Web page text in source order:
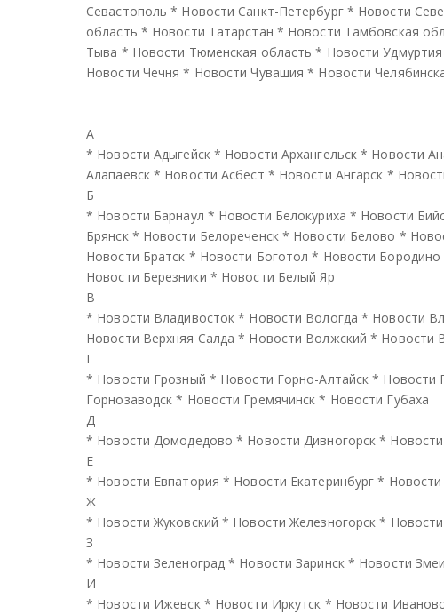
Севастополь * Новости Санкт-Петербург* Новости
область * Новости Татарстан * Новости Тамбовская
Тыва * Новости Тюменская область * Новости Удмуртия
Новости Чечня * Новости Чувашия * Новости
А
* Новости Адыгейск* Новости Архангельск * Новости
Алапаевск* Новости Асбест * Новости Ангарск *
Б
* Новости Барнаул * Новости Белокуриха * Новости
Брянск* Новости Белореченск* Новости Белово *
Новости Братск * Новости Боготол * Новости Бородино
Новости Березники * Новости Белый Яр
В
* Новости Владивосток * Новости Вологда * Новости
Новости Верхняя Салда * Новости Волжский * Новости
Г
* Новости Грозный * Новости Горно-Алтайск * Новости
Горнозаводск * Новости Гремячинск * Новости Губаха
Д
* Новости Домодедово * Новости Дивногорск *
Е
* Новости Евпатория * Новости Екатеринбург * Новости
Ж
* Новости Жуковский * Новости Железногорск *
З
* Новости Зеленоград * Новости Заринск* Новости
И
* Новости Ижевск* Новости Иркутск * Новости